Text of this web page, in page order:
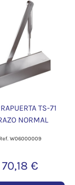
TS-71
NORMAL
Ref. W06000009
70,18 €